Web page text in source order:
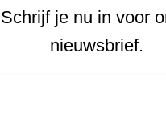
Schrijf je nu in voor
nieuwsbrief.